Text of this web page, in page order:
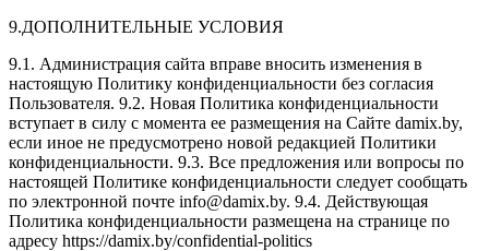
9.ДОПОЛНИТЕЛЬНЫЕ УСЛОВИЯ
9.1. Администрация сайта вправе вносить изменения в
настоящую Политику конфиденциальности без согласия
Пользователя. 9.2. Новая Политика конфиденциальности
вступает в силу с момента ее размещения на Сайте damix.by,
если иное не предусмотрено новой редакцией Политики
конфиденциальности. 9.3. Все предложения или вопросы по
настоящей Политике конфиденциальности следует сообщать
по электронной почте info@damix.by. 9.4. Действующая
Политика конфиденциальности размещена на странице по
адресу https://damix.by/confidential-politics